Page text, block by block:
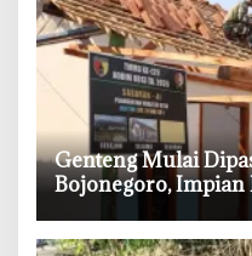
‎Genteng Mulai
Bojonegoro,